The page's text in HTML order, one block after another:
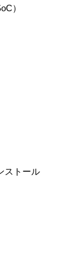
）
ストール